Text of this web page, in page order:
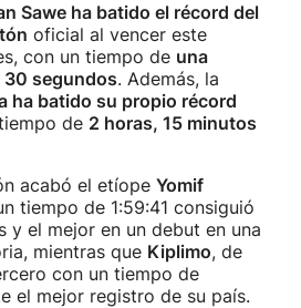
Sawe ha batido el récord del
oficial al vencer este
con un tiempo de una
segundos. Además, la
ha batido su propio récord
de 2 horas, 15 minutos
acabó el etíope Yomif
tiempo de 1:59:41 consiguió
y el mejor en un debut en una
mientras que Kiplimo, de
con un tiempo de
el mejor registro de su país.